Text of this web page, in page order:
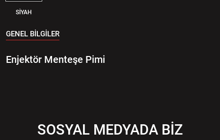
SİYAH
GENEL BİLGİLER
Enjektör Menteşe Pimi
SOSYAL MEDYADA BİZ